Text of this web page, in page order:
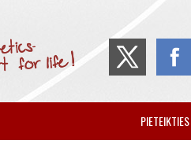
PIETEIKTIES